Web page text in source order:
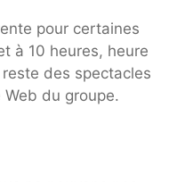
pour certaines
à 10 heures, heure
des spectacles
du groupe.